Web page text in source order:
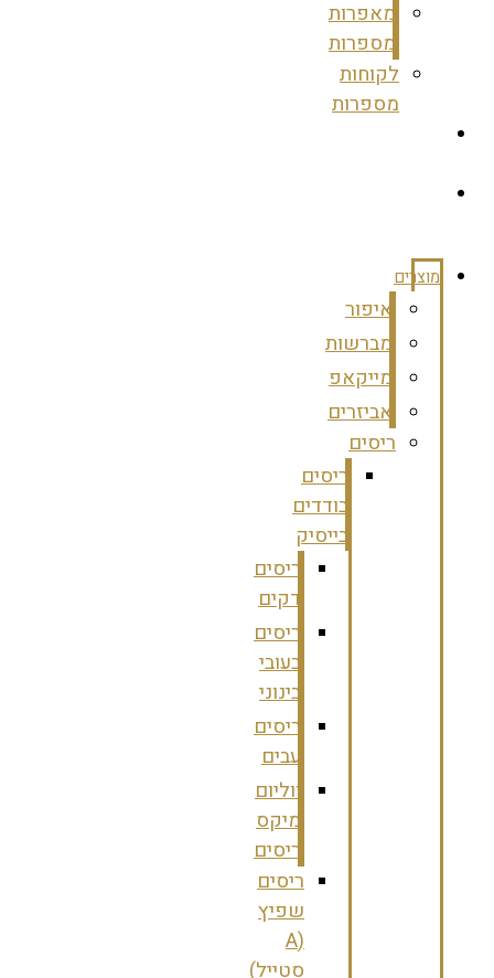
מאפרות
מספרות
לקוחות
מספרות
מוצרים
איפור
מברשות
מייקאפ
אביזרים
ריסים
ריסים
בודדים
בייסיק
ריסים
דקים
ריסים
בעובי
בינוני
ריסים
עבים
ווליום
מיקס
ריסים
ריסים
שפיץ
(A
סטייל)